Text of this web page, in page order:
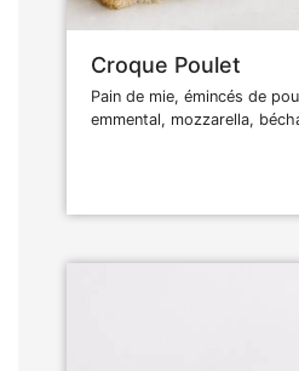
Croque Poulet
Pain de mie, émincés de
emmental, mozzarella,